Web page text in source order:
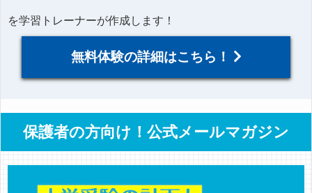
を学習トレーナーが作成します！
無料体験の詳細はこちら！
保護者の方向け！公式メールマガジン